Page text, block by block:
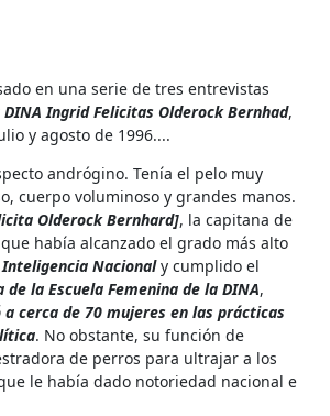
en una serie de tres entrevistas
DINA Ingrid Felicitas Olderock Bernhad,
y agosto de 1996....
andrógino. Tenía el pelo muy
cuerpo voluminoso y grandes manos.
Olderock Bernhard], la capitana de
había alcanzado el grado más alto
Nacionaly cumplido el
la Escuela Femenina de la DINA,
cerca de 70 mujeres en las prácticas
. No obstante, su función de
de perros para ultrajar a los
le había dado notoriedad nacional e